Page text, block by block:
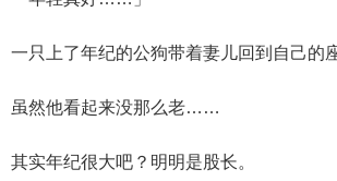
一只上了年纪的公狗带着妻儿回到自己的
虽然他看起来没那么老……
其实年纪很大吧？明明是股长。